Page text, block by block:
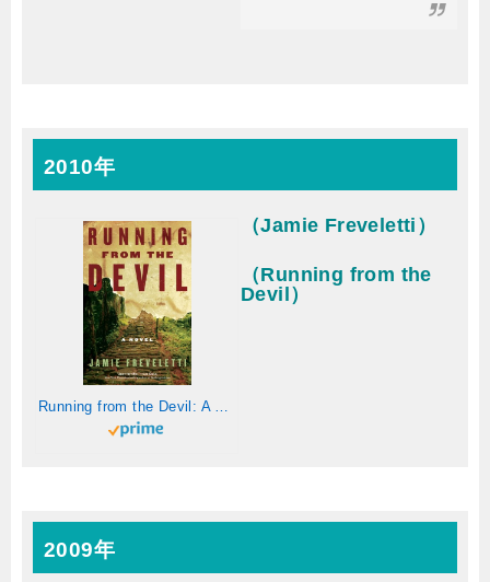
2010年
Running from the Devil: A Novel (English Edition)
（Jamie Freveletti）
（Running from the
Devil）
2009年